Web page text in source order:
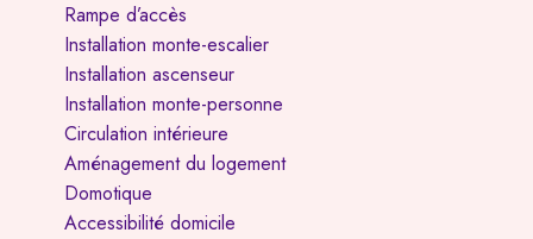
Rampe d’accès
Installation monte-escalier
Installation ascenseur
Installation monte-personne
Circulation intérieure
Aménagement du logement
Domotique
Accessibilité domicile